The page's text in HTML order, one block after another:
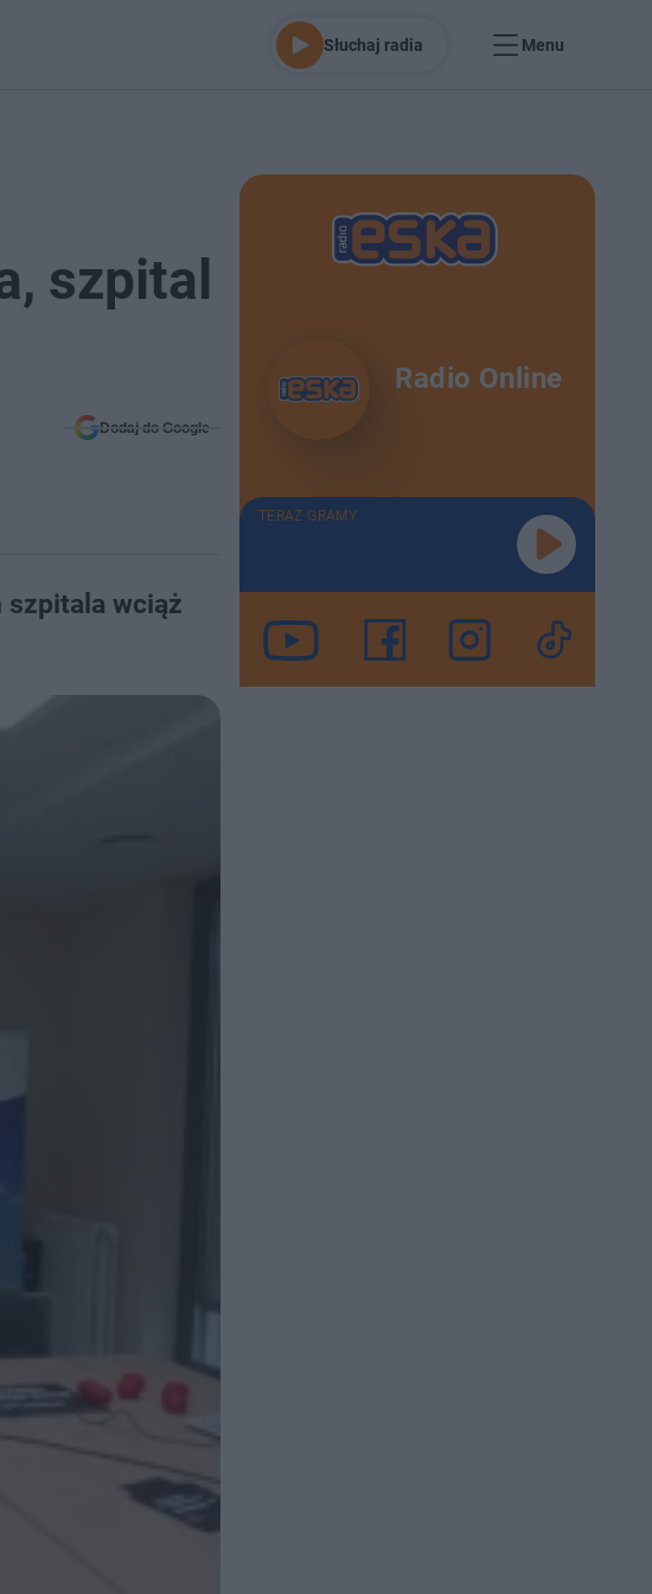
Słuchaj radia Menu
szpital
Dodaj do Google
szpitala wciąż
Radio Online
TERAZ GRAMY